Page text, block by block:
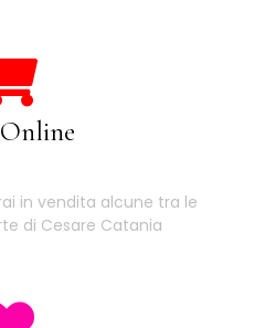
in vendita alcune tra le
di Cesare Catania